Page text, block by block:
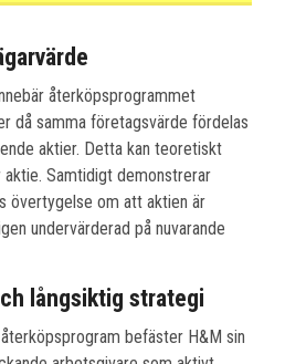
återköpsprogrammet
då samma företagsvärde fördelas
aktier. Detta kan teoretiskt
Samtidigt demonstrerar
övertygelse om att aktien är
undervärderad på nuvarande
långsiktig strategi
befäster H&M sin